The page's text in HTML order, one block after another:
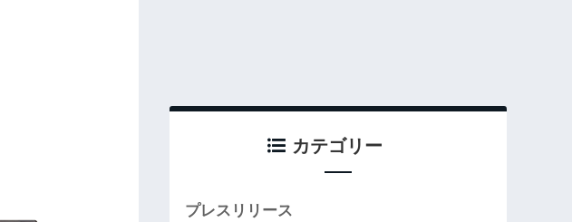
カテゴリー
プレスリリース